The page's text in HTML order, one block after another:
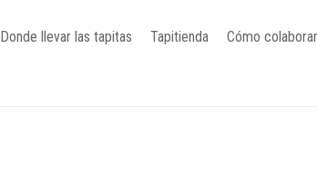
Donde llevar las tapitas Tapitienda Cómo colaborar